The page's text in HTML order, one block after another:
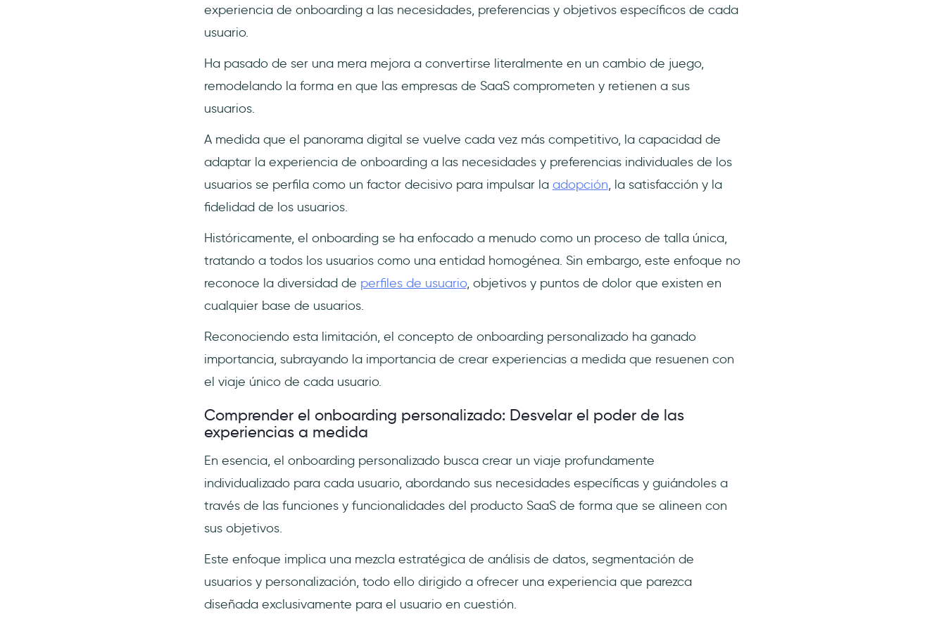
experiencia de onboarding a las necesidades, preferencias y objetivos específicos de cada
usuario.
Ha pasado de ser una mera mejora a convertirse literalmente en un cambio de juego,
remodelando la forma en que las empresas de SaaS comprometen y retienen a sus
usuarios.
A medida que el panorama digital se vuelve cada vez más competitivo, la capacidad de
adaptar la experiencia de onboarding a las necesidades y preferencias individuales de los
usuarios se perfila como un factor decisivo para impulsar la adopción, la satisfacción y la
fidelidad de los usuarios.
Históricamente, el onboarding se ha enfocado a menudo como un proceso de talla única,
tratando a todos los usuarios como una entidad homogénea. Sin embargo, este enfoque no
reconoce la diversidad de perfiles de usuario, objetivos y puntos de dolor que existen en
cualquier base de usuarios.
Reconociendo esta limitación, el concepto de onboarding personalizado ha ganado
importancia, subrayando la importancia de crear experiencias a medida que resuenen con
el viaje único de cada usuario.
Comprender el onboarding personalizado: Desvelar el poder de las
experiencias a medida
En esencia, el onboarding personalizado busca crear un viaje profundamente
individualizado para cada usuario, abordando sus necesidades específicas y guiándoles a
través de las funciones y funcionalidades del producto SaaS de forma que se alineen con
sus objetivos.
Este enfoque implica una mezcla estratégica de análisis de datos, segmentación de
usuarios y personalización, todo ello dirigido a ofrecer una experiencia que parezca
diseñada exclusivamente para el usuario en cuestión.